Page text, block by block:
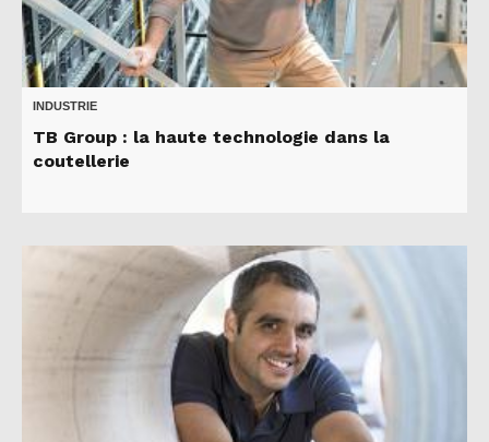
INDUSTRIE
TB Group : la haute technologie dans la
coutellerie